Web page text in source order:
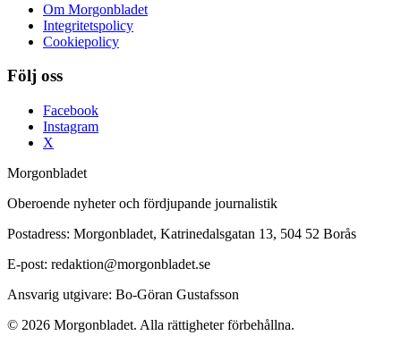
Om Morgonbladet
Integritetspolicy
Cookiepolicy
Följ oss
Facebook
Instagram
X
Morgonbladet
Oberoende nyheter och fördjupande journalistik
Postadress: Morgonbladet, Katrinedalsgatan 13, 504 52 Borås
E-post: redaktion@morgonbladet.se
Ansvarig utgivare: Bo-Göran Gustafsson
© 2026 Morgonbladet. Alla rättigheter förbehållna.